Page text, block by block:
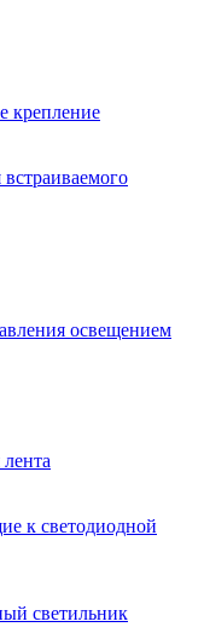
крепление
встраиваемого
освещением
к светодиодной
светильник